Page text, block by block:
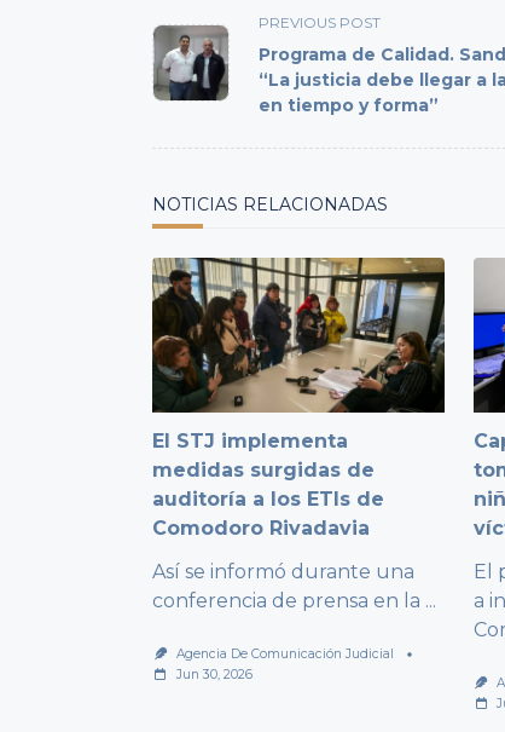
<span
class="nav-
subtitle
screen-
PREVIOUS POST
Programa de Calidad.
“La justicia debe llegar a
en tiempo y forma”
NOTICIAS RELACIONADAS
El STJ implementa
medidas surgidas de
auditoría a los ETIs de
Comodoro Rivadavia
Así se informó durante una
conferencia de prensa en la ...
Agencia De Comunicación Judicial
Jun 30, 2026
El
a